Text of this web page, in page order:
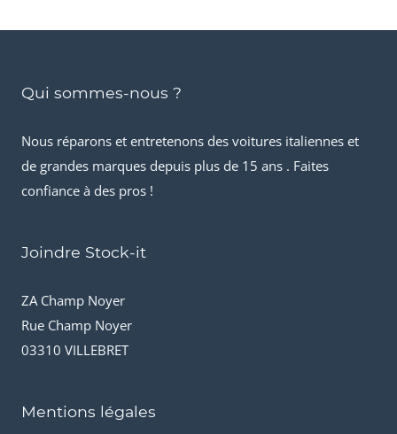
Qui sommes-nous ?
Nous réparons et entretenons des voitures italiennes et
de grandes marques depuis plus de 15 ans . Faites
confiance à des pros !
Joindre Stock-it
ZA Champ Noyer
Rue Champ Noyer
03310 VILLEBRET
Mentions légales